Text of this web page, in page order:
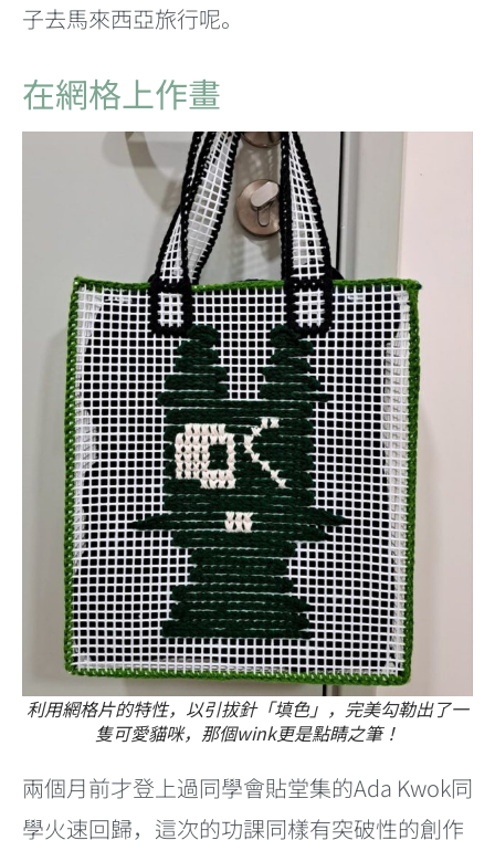
子去馬來西亞旅行呢。
在網格上作畫
利用網格片的特性，以引拔針「填色」，完美勾勒出了一
隻可愛貓咪，那個wink更是點睛之筆！
兩個月前才登上過同學會貼堂集的Ada Kwok同
學火速回歸，這次的功課同樣有突破性的創作